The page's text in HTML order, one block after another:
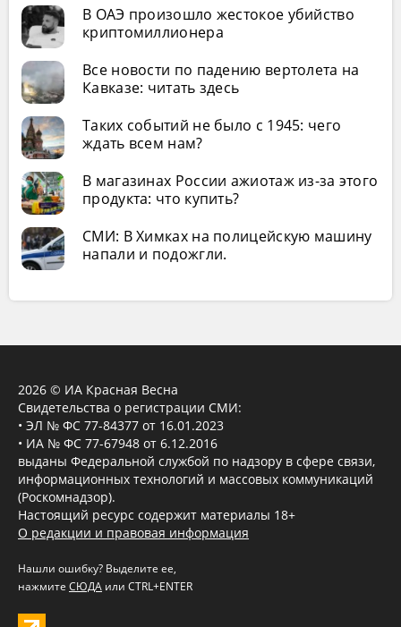
В ОАЭ произошло жестокое убийство
криптомиллионера
Все новости по падению вертолета на
Кавказе: читать здесь
Таких событий не было с 1945: чего
ждать всем нам?
В магазинах России ажиотаж из-за этого
продукта: что купить?
СМИ: В Химках на полицейскую машину
напали и подожгли.
2026 © ИА Красная Весна
Свидетельства о регистрации СМИ:
• ЭЛ № ФС 77-84377 от 16.01.2023
• ИА № ФС 77-67948 от 6.12.2016
выданы Федеральной службой по надзору в сфере связи,
информационных технологий и массовых коммуникаций
(Роскомнадзор).
Настоящий ресурс содержит материалы 18+
О редакции и правовая информация
Нашли ошибку? Выделите ее,
нажмите СЮДА или CTRL+ENTER